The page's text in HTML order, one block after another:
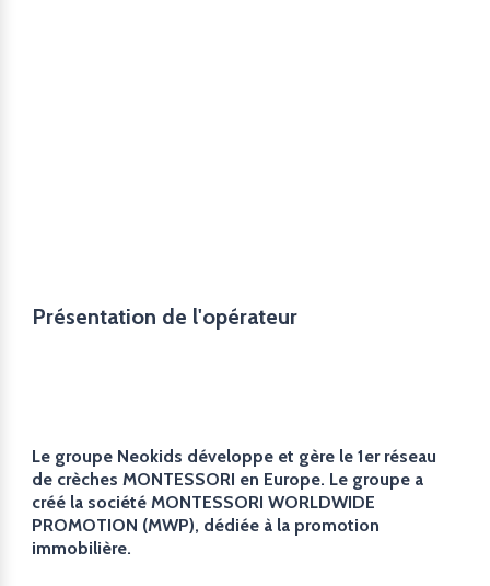
Présentation de l'opérateur
Le groupe Neokids développe et gère le 1er réseau
de crèches MONTESSORI en Europe. Le groupe a
créé la société MONTESSORI WORLDWIDE
PROMOTION (MWP), dédiée à la promotion
immobilière.